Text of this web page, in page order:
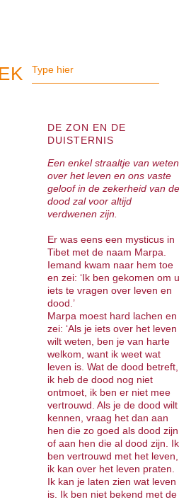
MEDITATIE
DE ZON EN DE
DUISTERNIS
Een enkel straaltje van weten
over het leven en ons vaste
geloof in de zekerheid van de
dood zal voor altijd
verdwenen zijn.
Er was eens een mysticus in
Tibet met de naam Marpa.
Iemand kwam naar hem toe
en zei: ‘Ik ben gekomen om u
iets te vragen over leven en
dood.’
Marpa moest hard lachen en
zei: ‘Als je iets over het leven
wilt weten, ben je van harte
welkom, want ik weet wat
leven is. Wat de dood betreft,
ik heb de dood nog niet
ontmoet, ik ben er niet mee
vertrouwd. Als je de dood wilt
kennen, vraag het dan aan
hen die zo goed als dood
of aan hen die al dood zijn. Ik
ben vertrouwd met het leven,
ik kan over het leven praten.
Ik kan je laten zien wat leven
is. Ik ben niet bekend met de